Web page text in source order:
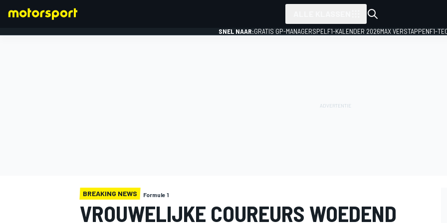
SNEL NAAR:GRATIS GP-MANAGERSPEL F1-KALENDER 2026MAX VERSTAPPENF1-
BREAKING NEWS Formule 1
VROUWELIJKE COUREURS WOEDEND